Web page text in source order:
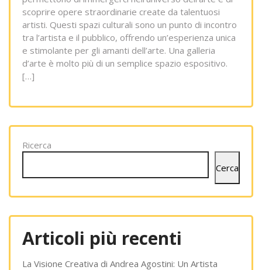
scoprire opere straordinarie create da talentuosi
artisti. Questi spazi culturali sono un punto di incontro
tra l’artista e il pubblico, offrendo un’esperienza unica
e stimolante per gli amanti dell’arte. Una galleria
d’arte è molto più di un semplice spazio espositivo.
[…]
Ricerca
Cerca
Articoli più recenti
La Visione Creativa di Andrea Agostini: Un Artista